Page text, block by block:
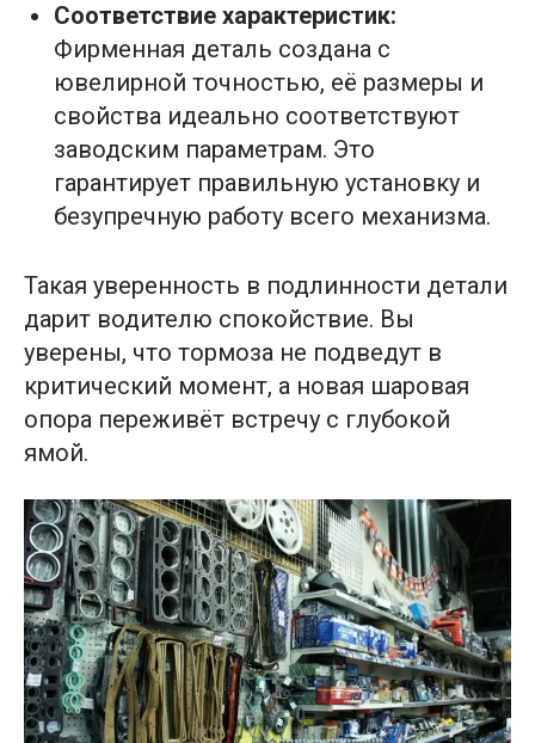
Соответствие характеристик:
Фирменная деталь создана с
ювелирной точностью, её размеры и
свойства идеально соответствуют
заводским параметрам. Это
гарантирует правильную установку и
безупречную работу всего механизма.
Такая уверенность в подлинности детали
дарит водителю спокойствие. Вы
уверены, что тормоза не подведут в
критический момент, а новая шаровая
опора переживёт встречу с глубокой
ямой.